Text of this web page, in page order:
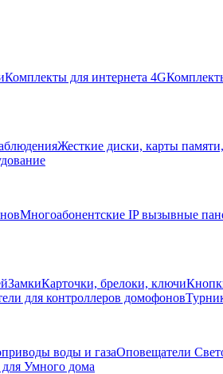
Комплекты для интернета 4G
Жесткие диски, карты
Многоабонентские IP вызывные
ЗамкиКарточки, брелоки, ключи
для контроллеров домофонов
воды и газаОповещатели
Умного дома